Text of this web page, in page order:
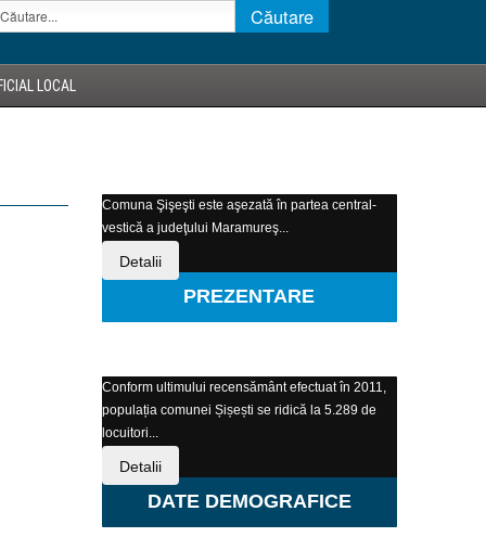
LOCAL
Comuna Şişeşti este aşezată în partea central-
vestică a judeţului Maramureş...
Detalii
PREZENTARE
Conform ultimului recensământ efectuat în 2011,
populația comunei Șișești se ridică la 5.289 de
locuitori...
Detalii
DATE DEMOGRAFICE